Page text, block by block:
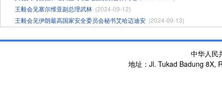
王毅会见塞尔维亚副总理武林 (2024-09-12)
王毅会见伊朗最高国家安全委员会秘书艾哈迈迪安 (2024-09-13)
中华人民
地址：Jl. Tukad Badung 8X,